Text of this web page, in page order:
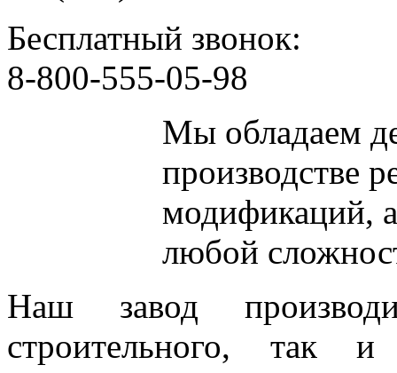
Бесплатный звонок:
8-800-555-05-98
Мы обладаем
производстве
модификаций,
любой
Наш завод
строительного, так и